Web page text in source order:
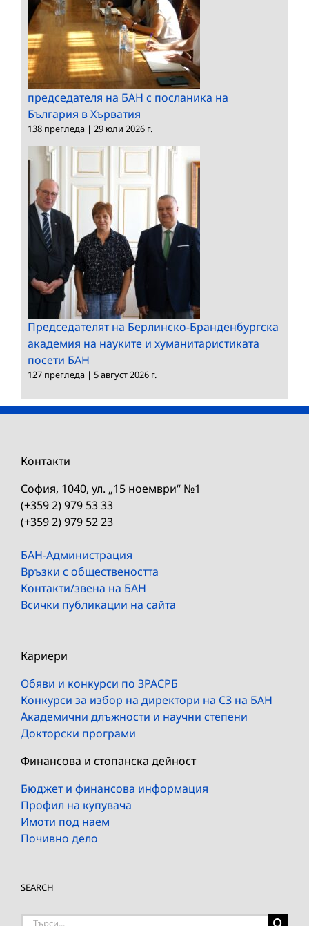
председателя на БАН с посланика на
България в Хърватия
138 прегледа | 29 юли 2026 г.
Председателят на Берлинско-Бранденбургска
академия на науките и хуманитаристиката
посети БАН
127 прегледа | 5 август 2026 г.
Контакти
София, 1040, ул. „15 ноември“ №1
(+359 2) 979 53 33
(+359 2) 979 52 23
БАН-Администрация
Връзки с обществеността
Контакти/звена на БАН
Всички публикации на сайта
Кариери
Обяви и конкурси по ЗРАСРБ
Конкурси за избор на директори на СЗ на БАН
Академични длъжности и научни степени
Докторски програми
Финансова и стопанска дейност
Бюджет и финансова информация
Профил на купувача
Имоти под наем
Почивно дело
SEARCH
Търсене